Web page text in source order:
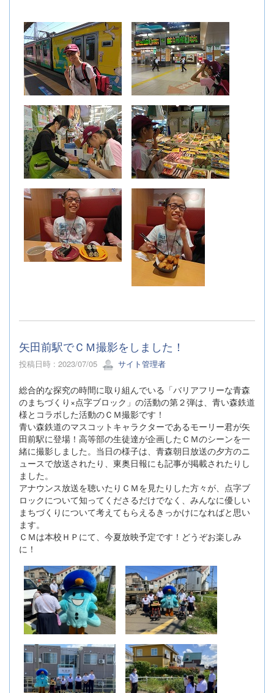
矢田前駅でＣＭ撮影をしました！
投稿日時 : 2023/07/05 サイト管理者
総合的な探究の時間に取り組んでいる「バリアフリーな青森
のまちづくり×点字ブロック」の活動の第２弾は、青い森鉄道
様とコラボした活動のＣＭ撮影です！
青い森鉄道のマスコットキャラクターであるモーリー君が矢
田前駅に登場！高等部の生徒達が企画したＣＭのシーンを一
緒に撮影しました。当日の様子は、青森朝日放送の夕方のニ
ュースで放送されたり、東奥日報にも記事が掲載されたりし
ました。
アナウンス放送を聴いたりＣＭを見たりした方々が、点字ブ
ロックについて知ってくださるだけでなく、みんなに優しい
まちづくりについて考えてもらえるきっかけになればと思い
ます。
ＣＭは本校ＨＰにて、今夏放映予定です！どうぞお楽しみ
に！